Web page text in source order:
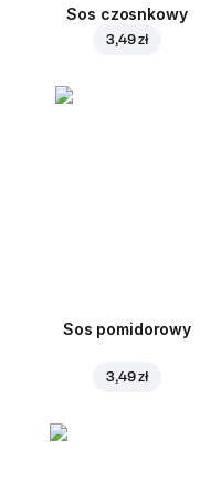
Sos czosnkowy
3,49 zł
Sos pomidorowy
3,49 zł